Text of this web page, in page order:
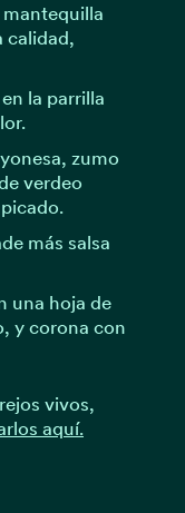
calidad,
la parrilla
zumo
verdeo
más salsa
una hoja de
y corona con
vivos,
aquí.